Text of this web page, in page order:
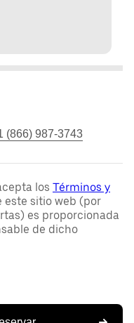
(866) 987-3743
los Términos y
este sitio web (por
es proporcionada
de dicho